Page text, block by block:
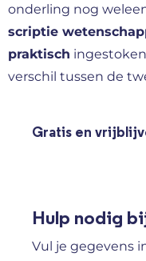
onderling nog
scriptie
praktisch
verschil tussen de
Gratis en
Hulp nodig
Vul je gegevens